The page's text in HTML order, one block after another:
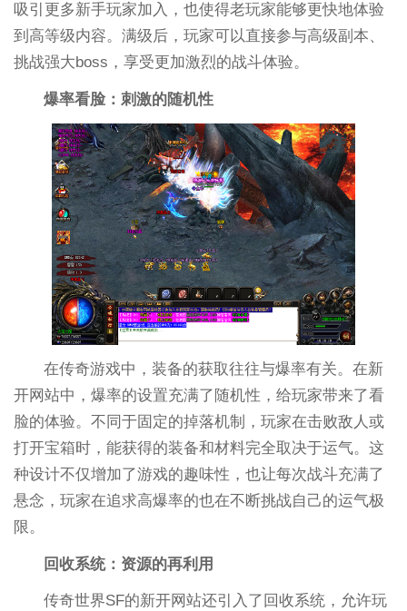
吸引更多新手玩家加入，也使得老玩家能够更快地体验
到高等级内容。满级后，玩家可以直接参与高级副本、
挑战强大boss，享受更加激烈的战斗体验。
爆率看脸：刺激的随机性
在传奇游戏中，装备的获取往往与爆率有关。在新
开网站中，爆率的设置充满了随机性，给玩家带来了看
脸的体验。不同于固定的掉落机制，玩家在击败敌人或
打开宝箱时，能获得的装备和材料完全取决于运气。这
种设计不仅增加了游戏的趣味性，也让每次战斗充满了
悬念，玩家在追求高爆率的也在不断挑战自己的运气极
限。
回收系统：资源的再利用
传奇世界SF的新开网站还引入了回收系统，允许玩